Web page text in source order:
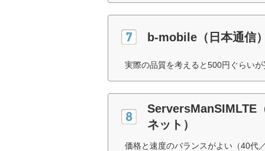
b-mobile（日本通信
実際の品質を考えると500円ぐらい
ServersManSIMLTE
ネット）
価格と速度のバランスがよい（40代